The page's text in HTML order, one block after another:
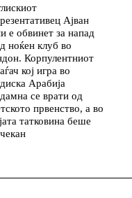
Ајван
е обвинет за напад
ноќен клуб во
Корпулентниот
кој игра во
Арабија
се врати од
првенство, а во
татковина беше